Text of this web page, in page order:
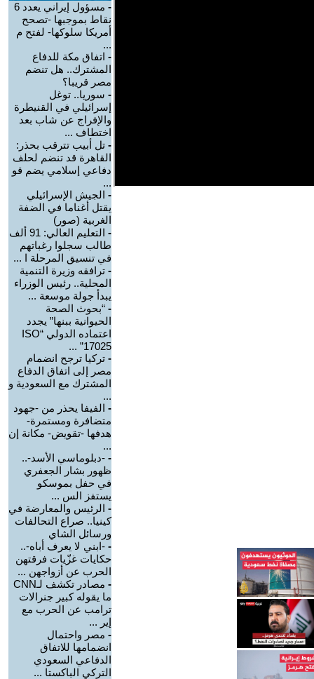
-
مسؤول إيراني يعدد 6
نقاط بموجبها -تصحح
أمريكا سلوكها- لفتح م
...
- اتفاق مكة للدفاع
المشترك.. هل تنضم
مصر قريبا؟
- سوريا.. توغل
إسرائيلي في القنيطرة
والإفراج عن شاب بعد
اختطاف ...
- تل أبيب تترقب بحذر:
القاهرة قد تنضم لحلف
دفاعي إسلامي يضم قو
...
- الجيش الإسرائيلي
يقتل أغناما في الضفة
الغربية (صور)
-
التعليم العالي: 91 ألف
طالب سجلوا رغباتهم
في تنسيق المرحلة ا ...
- ترافقه وزيرة التنمية
المحلية.. رئيس الوزراء
يبدأ جولة موسعة ...
- “بحوث الصحة
الحيوانية ببنها” يجدد
اعتماده الدولي “ISO
17025” ...
- تركيا ترجح انضمام
مصر إلى اتفاق الدفاع
المشترك مع السعودية و
...
- الفيفا يحذر من -جهود
متضافرة ومستمرة-
هدفها -تقويض- مكانة إن
...
- -دبلوماسي الأسد-..
ظهور بشار الجعفري
في حفل بموسكو
يستفز الس ...
- الرئيس والمعارضة في
كينيا.. صراع التحالفات
ورسائل الشاي
- -ابني لا يعرف أباه-..
حكايات غزّيات فرقتهن
الحرب عن أزواجهن ...
-
مصادر تكشف لـCNN
ما يقوله كبير جنرالات
ترامب عن الحرب مع
إير ...
- مصر واحتمال
انضمامها للاتفاق
الدفاعي السعودي
التركي الباكستا ...